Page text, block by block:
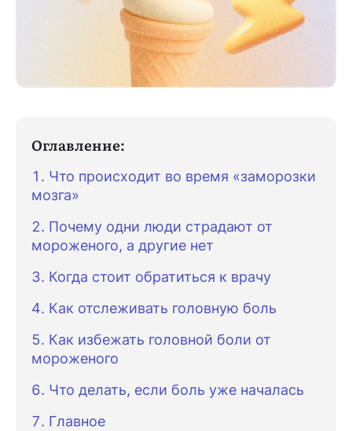
Оглавление:
Что происходит во время «заморозки
мозга»
Почему одни люди страдают от
мороженого, а другие нет
Когда стоит обратиться к врачу
Как отслеживать головную боль
Как избежать головной боли от
мороженого
Что делать, если боль уже началась
Главное